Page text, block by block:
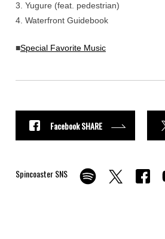
3. Yugure (feat. pedestrian)
4. Waterfront Guidebook
■Special Favorite Music
Facebook SHARE
Spincoaster SNS